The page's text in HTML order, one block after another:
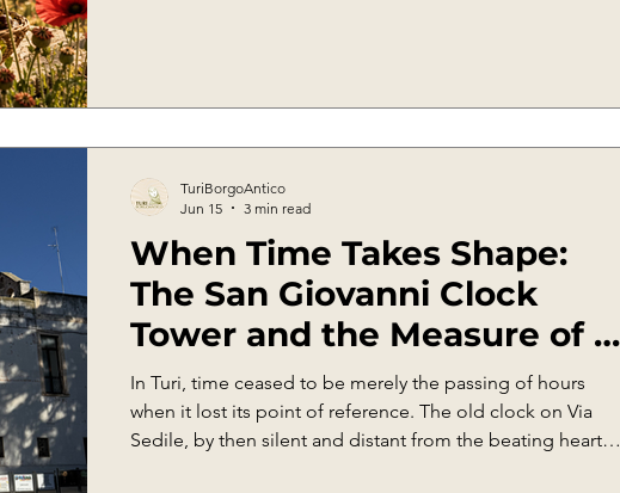
When Time Takes Shape:
The San Giovanni Clock
Tower and the Measure of a
Community
In Turi, time ceased to be merely the passing of hours
when it lost its point of reference. The old clock on Via
Sedile, by then silent and distant from the beating heart of
TuriBorgoAntico
Jun 15
3 min read